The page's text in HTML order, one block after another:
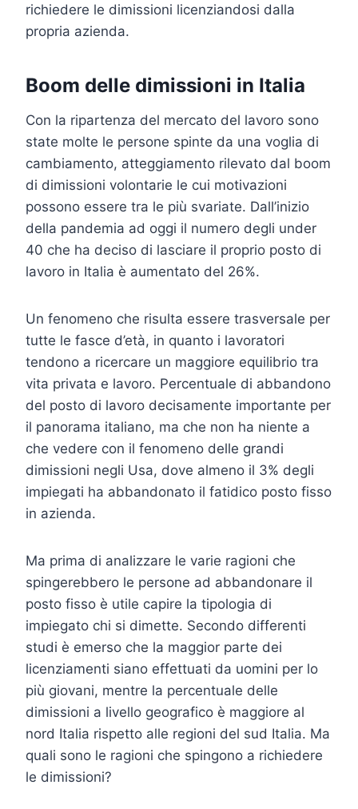
richiedere le dimissioni licenziandosi dalla
propria azienda.
Boom delle dimissioni in Italia
Con la ripartenza del mercato del lavoro sono
state molte le persone spinte da una voglia di
cambiamento, atteggiamento rilevato dal boom
di dimissioni volontarie le cui motivazioni
possono essere tra le più svariate. Dall’inizio
della pandemia ad oggi il numero degli under
40 che ha deciso di lasciare il proprio posto di
lavoro in Italia è aumentato del 26%.
Un fenomeno che risulta essere trasversale per
tutte le fasce d’età, in quanto i lavoratori
tendono a ricercare un maggiore equilibrio tra
vita privata e lavoro. Percentuale di abbandono
del posto di lavoro decisamente importante per
il panorama italiano, ma che non ha niente a
che vedere con il fenomeno delle grandi
dimissioni negli Usa, dove almeno il 3% degli
impiegati ha abbandonato il fatidico posto fisso
in azienda.
Ma prima di analizzare le varie ragioni che
spingerebbero le persone ad abbandonare il
posto fisso è utile capire la tipologia di
impiegato chi si dimette. Secondo differenti
studi è emerso che la maggior parte dei
licenziamenti siano effettuati da uomini per lo
più giovani, mentre la percentuale delle
dimissioni a livello geografico è maggiore al
nord Italia rispetto alle regioni del sud Italia. Ma
quali sono le ragioni che spingono a richiedere
le dimissioni?